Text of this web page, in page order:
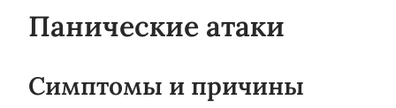
Панические атаки
Симптомы и причины